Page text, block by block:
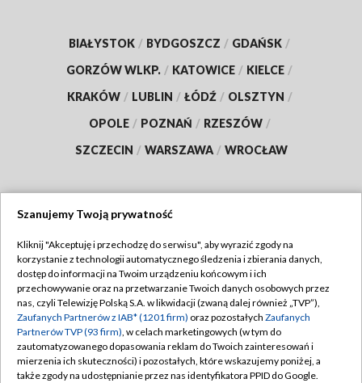
BIAŁYSTOK / BYDGOSZCZ / GDAŃSK /
GORZÓW WLKP. / KATOWICE / KIELCE /
KRAKÓW / LUBLIN / ŁÓDŹ / OLSZTYN /
OPOLE / POZNAŃ / RZESZÓW /
SZCZECIN / WARSZAWA / WROCŁAW
TVP
Abonament TVP
Emisja w TVP
Centrum informacji TVP
Naziemna Telewizja Cyfrowa
Regulamin TVP
Polityka prywatności
Moje zgody
Pomoc
Szanujemy Twoją prywatność
Kliknij "Akceptuję i przechodzę do serwisu", aby wyrazić zgody na
korzystanie z technologii automatycznego śledzenia i zbierania danych,
dostęp do informacji na Twoim urządzeniu końcowym i ich
przechowywanie oraz na przetwarzanie Twoich danych osobowych przez
nas, czyli Telewizję Polską S.A. w likwidacji (zwaną dalej również „TVP”),
Zaufanych Partnerów z IAB* (1201 firm) oraz pozostałych Zaufanych
Partnerów TVP (93 firm), w celach marketingowych (w tym do
zautomatyzowanego dopasowania reklam do Twoich zainteresowań i
mierzenia ich skuteczności) i pozostałych, które wskazujemy poniżej, a
także zgody na udostępnianie przez nas identyfikatora PPID do Google.